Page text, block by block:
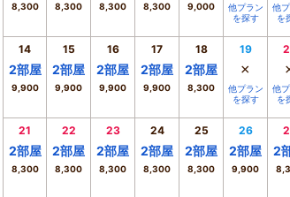
8,300 8,300 8,300 8,300 9,000
他プラン
を探す
他
を
14
2部屋
9,900
15
2部屋
9,900
16
2部屋
9,900
17
2部屋
9,900
18
2部屋
8,300
19
×
他プラン
を探す
他
を
21
2部屋
8,300
22
2部屋
8,300
23
2部屋
8,300
24
2部屋
8,300
25
2部屋
8,300
26
2部屋
9,900
2